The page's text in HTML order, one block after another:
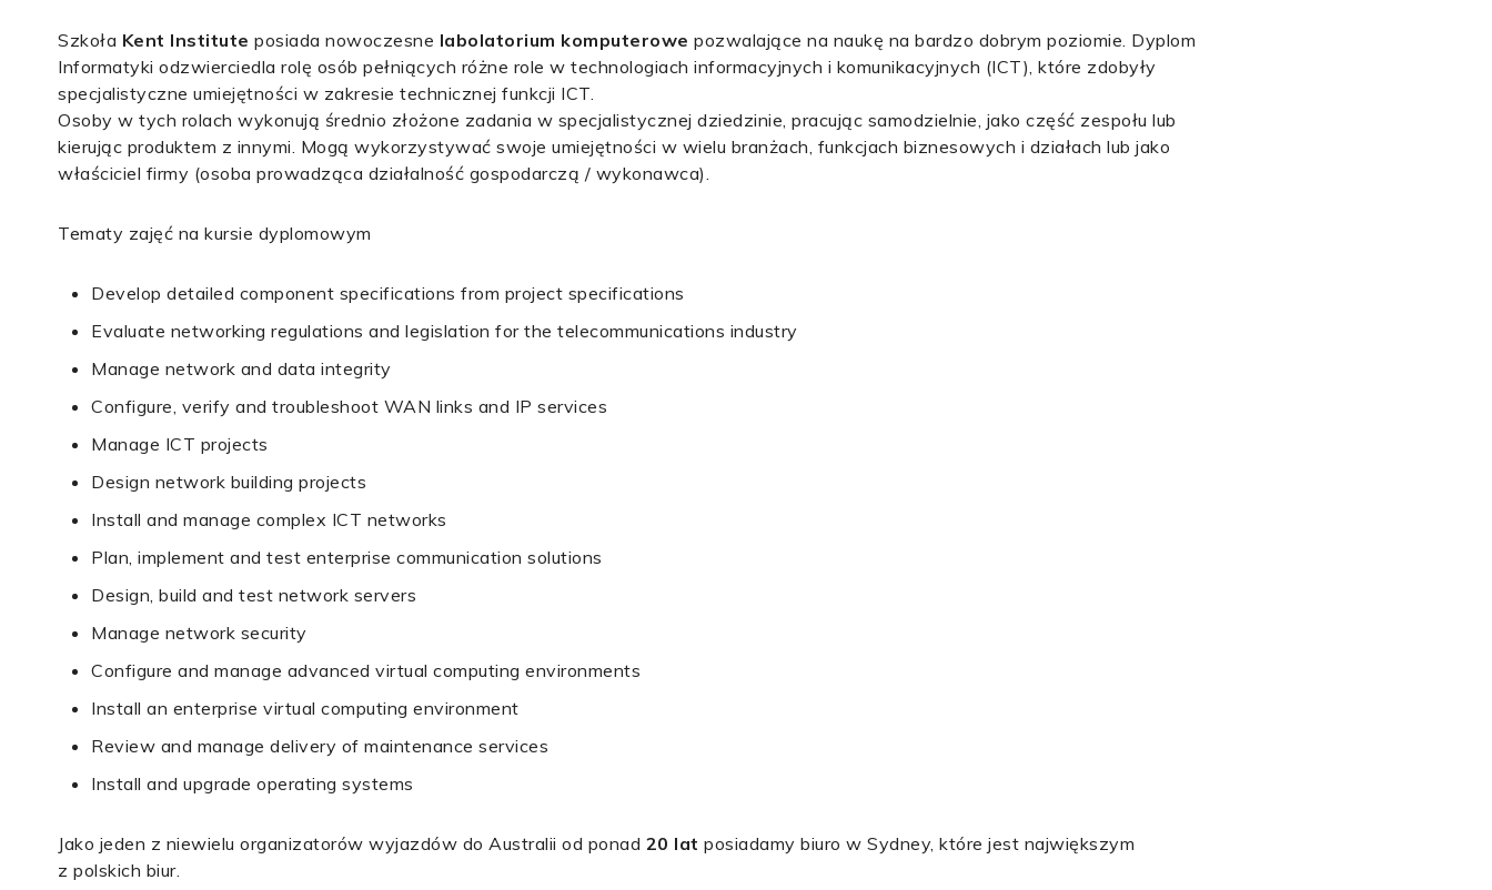
Szkoła Kent Institute posiada nowoczesne labolatorium komputerowe pozwalające na naukę na bardzo dobrym poziomie. Dyplom
Informatyki odzwierciedla rolę osób pełniących różne role w technologiach informacyjnych i komunikacyjnych (ICT), które zdobyły
specjalistyczne umiejętności w zakresie technicznej funkcji ICT.
Osoby w tych rolach wykonują średnio złożone zadania w specjalistycznej dziedzinie, pracując samodzielnie, jako część zespołu lub
kierując produktem z innymi. Mogą wykorzystywać swoje umiejętności w wielu branżach, funkcjach biznesowych i działach lub jako
właściciel firmy (osoba prowadząca działalność gospodarczą / wykonawca).
Tematy zajęć na kursie dyplomowym
Develop detailed component specifications from project specifications
Evaluate networking regulations and legislation for the telecommunications industry
Manage network and data integrity
Configure, verify and troubleshoot WAN links and IP services
Manage ICT projects
Design network building projects
Install and manage complex ICT networks
Plan, implement and test enterprise communication solutions
Design, build and test network servers
Manage network security
Configure and manage advanced virtual computing environments
Install an enterprise virtual computing environment
Review and manage delivery of maintenance services
Install and upgrade operating systems
Jako jeden z niewielu organizatorów wyjazdów do Australii od ponad 20 lat posiadamy biuro w Sydney, które jest największym
z polskich biur.